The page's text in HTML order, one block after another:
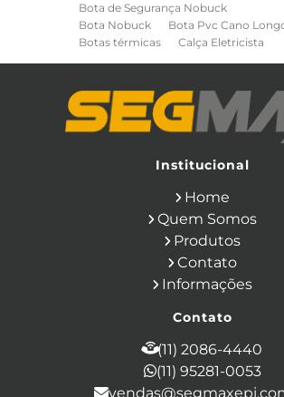
Bota de Segurança Nobuck
Bota Nobuck
Bota Pvc Cano
Botas térmicas
Calça Eletricista
Capa de Chuva
Cinto de Segurança para Eletricista
Cinto de Seguranca Paraquedista
Cone de
Equipamentos de Construcao Civil
Ferramentas Eletricas
Ferramentas Isoladas
Ferramentas Manuais para Construção
Filtro para Respirador
Japona Térmica para Câmara Fria
Luva de Cobertura
Luva Isolante
Luvas para Produtos Químicos
Macacão Contra Agentes Químicos
Macacão de Segurança
Institucional
Home
Quem Somos
Produtos
Contato
Informações
Contato
(11) 2086-4440
(11) 95281-0053